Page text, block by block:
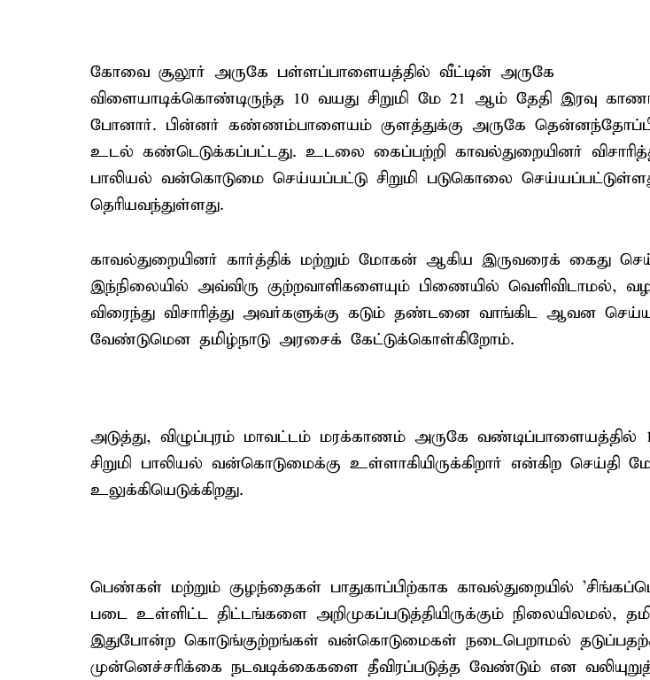
கோவை சூலூர் அருகே பள்ளப்பாளையத்தில் வீட்டின் அருகே
விளையாடிக்கொண்டிருந்த 10 வயது சிறுமி மே 21 ஆம் தேதி இரவு
போனார். பின்னர் கண்ணம்பாளையம் குளத்துக்கு அருகே
உடல் கண்டெடுக்கப்பட்டது. உடலை கைப்பற்றி காவல்துறையினர்
பாலியல் வன்கொடுமை செய்யப்பட்டு சிறுமி படுகொலை
தெரியவந்துள்ளது.
காவல்துறையினர் கார்த்திக் மற்றும் மோகன் ஆகிய இருவரைக் கைது
இந்நிலையில் அவ்விரு குற்றவாளிகளையும் பிணையில் வெளிவிடாமல்,
விரைந்து விசாரித்து அவர்களுக்கு கடும் தண்டனை வாங்கிட ஆவன
வேண்டுமென தமிழ்நாடு அரசைக் கேட்டுக்கொள்கிறோம்.
அடுத்து, விழுப்புரம் மாவட்டம் மரக்காணம் அருகே வண்டிப்பாளையத்தில்
சிறுமி பாலியல் வன்கொடுமைக்கு உள்ளாகியிருக்கிறார் என்கிற செய்தி
உலுக்கியெடுக்கிறது.
பெண்கள் மற்றும் குழந்தைகள் பாதுகாப்பிற்காக காவல்துறையில்
படை உள்ளிட்ட திட்டங்களை அறிமுகப்படுத்தியிருக்கும் நிலையிலமல்,
இதுபோன்ற கொடுங்குற்றங்கள் வன்கொடுமைகள் நடைபெறாமல்
முன்னெச்சரிக்கை நடவடிக்கைகளை தீவிரப்படுத்த வேண்டும் என